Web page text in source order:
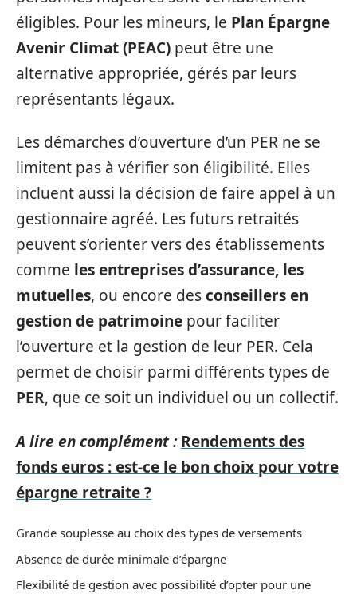
éligibles. Pour les mineurs, le Plan Épargne
Avenir Climat (PEAC) peut être une
alternative appropriée, gérés par leurs
représentants légaux.
Les démarches d’ouverture d’un PER ne se
limitent pas à vérifier son éligibilité. Elles
incluent aussi la décision de faire appel à un
gestionnaire agréé. Les futurs retraités
peuvent s’orienter vers des établissements
comme les entreprises d’assurance, les
mutuelles, ou encore desconseillers en
gestion de patrimoine pour faciliter
l’ouverture et la gestion de leur PER. Cela
permet de choisir parmi différents types de
PER, que ce soit un individuel ou un collectif.
A lire en complément : Rendements des
fonds euros : est-ce le bon choix pour votre
épargne retraite ?
Grande souplesse au choix des types de versements
Absence de durée minimale d’épargne
Flexibilité de gestion avec possibilité d’opter pour une